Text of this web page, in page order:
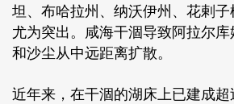
坦、布哈拉州、纳沃伊州、花剌
尤为突出。咸海干涸导致阿拉尔
和沙尘从中远距离扩散。
近年来，在干涸的湖床上已建成